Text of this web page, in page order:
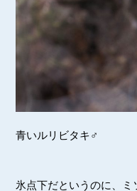
青いルリビタキ♂
氷点下だというのに、